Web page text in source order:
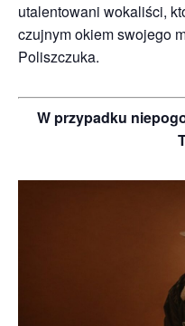
utalentowani wokaliści,
czujnym okiem swojego
Poliszczuka.
W przypadku